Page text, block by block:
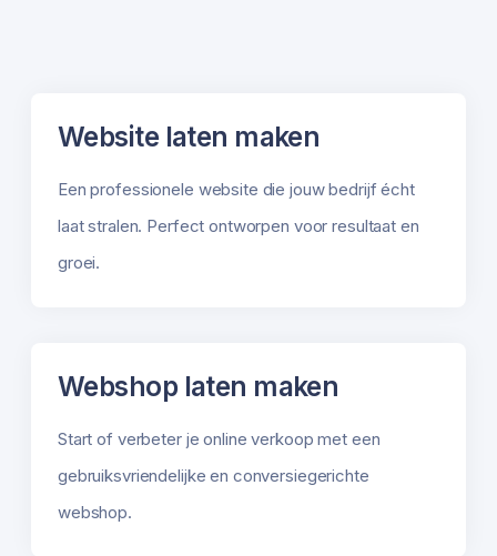
Website laten maken
Een professionele website die jouw bedrijf écht
laat stralen. Perfect ontworpen voor resultaat en
groei.
Webshop laten maken
Start of verbeter je online verkoop met een
gebruiksvriendelijke en conversiegerichte
webshop.